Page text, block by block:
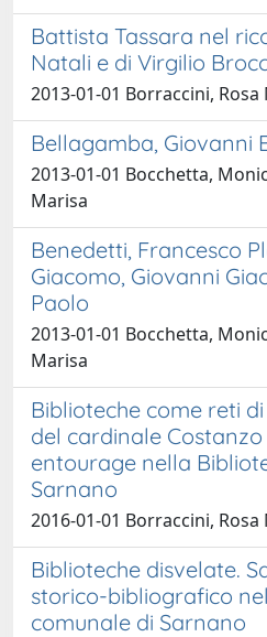
Battista Tassara nel
Natali e di Virgilio
2013-01-01 Borraccini, Rosa
Bellagamba, Giovanni
2013-01-01 Bocchetta,
Marisa
Benedetti, Francesco
Giacomo, Giovanni
Paolo
2013-01-01 Bocchetta,
Marisa
Biblioteche come reti
del cardinale Costanzo
entourage nella
Sarnano
2016-01-01 Borraccini, Rosa
Biblioteche disvelate.
storico-bibliografico
comunale di Sarnano